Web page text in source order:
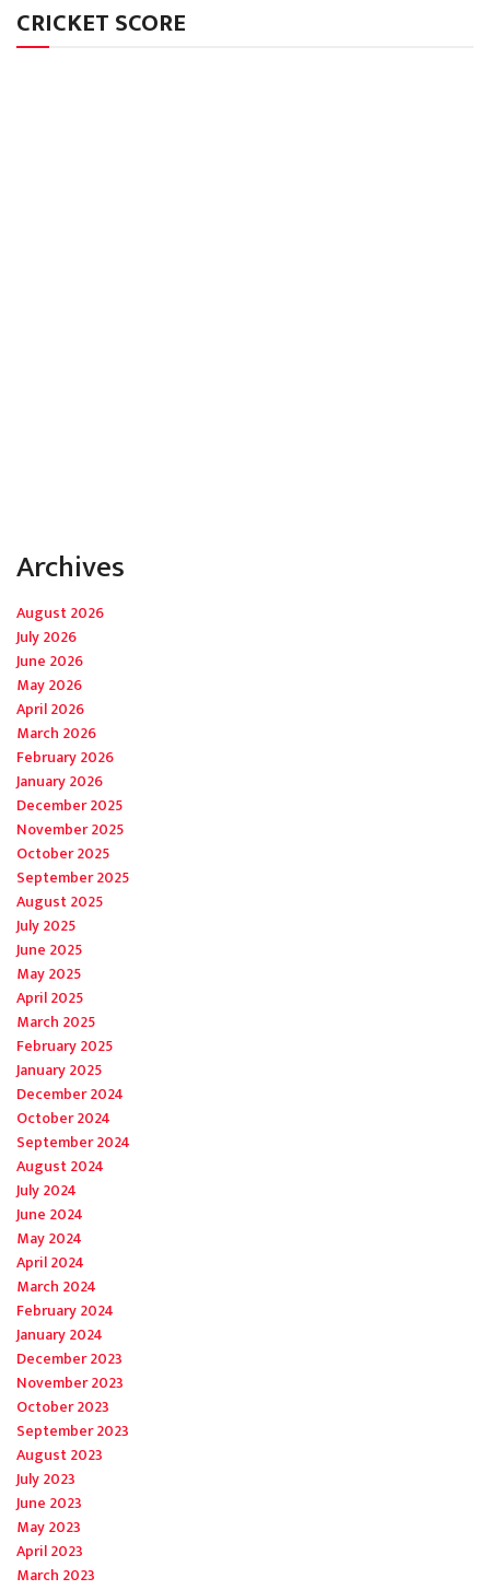
CRICKET SCORE
Archives
August 2026
July 2026
June 2026
May 2026
April 2026
March 2026
February 2026
January 2026
December 2025
November 2025
October 2025
September 2025
August 2025
July 2025
June 2025
May 2025
April 2025
March 2025
February 2025
January 2025
December 2024
October 2024
September 2024
August 2024
July 2024
June 2024
May 2024
April 2024
March 2024
February 2024
January 2024
December 2023
November 2023
October 2023
September 2023
August 2023
July 2023
June 2023
May 2023
April 2023
March 2023